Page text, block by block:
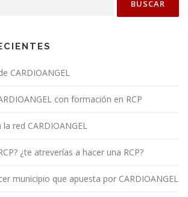
CARDIOANGEL
con formación en RCP
red CARDIOANGEL
¿te atreverías a hacer una RCP?
municipio que apuesta por CARDIOANGEL